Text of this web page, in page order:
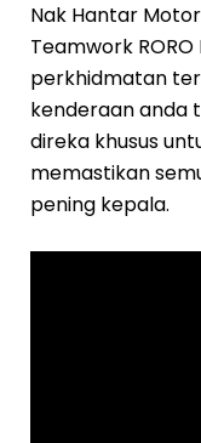
Nak Hantar
Teamwork
perkhidmatan
kenderaan anda
direka khusus
memastikan
pening kepala.